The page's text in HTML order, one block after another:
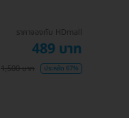
ราคาจองกับ HDmall
489 บาท
1,500 บาท ประหยัด 67%